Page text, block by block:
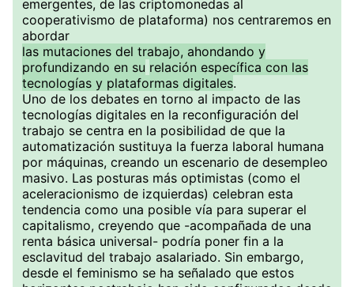
emergentes, de las criptomonedas al
cooperativismo de plataforma) nos centraremos en
abordar
las mutaciones del trabajo, ahondando y
profundizando en su relación específica con las
tecnologías y plataformas digitales.
Uno de los debates en torno al impacto de las
tecnologías digitales en la reconfiguración del
trabajo se centra en la posibilidad de que la
automatización sustituya la fuerza laboral humana
por máquinas, creando un escenario de desempleo
masivo. Las posturas más optimistas (como el
aceleracionismo de izquierdas) celebran esta
tendencia como una posible vía para superar el
capitalismo, creyendo que -acompañada de una
renta básica universal- podría poner fin a la
esclavitud del trabajo asalariado. Sin embargo,
desde el feminismo se ha señalado que estos